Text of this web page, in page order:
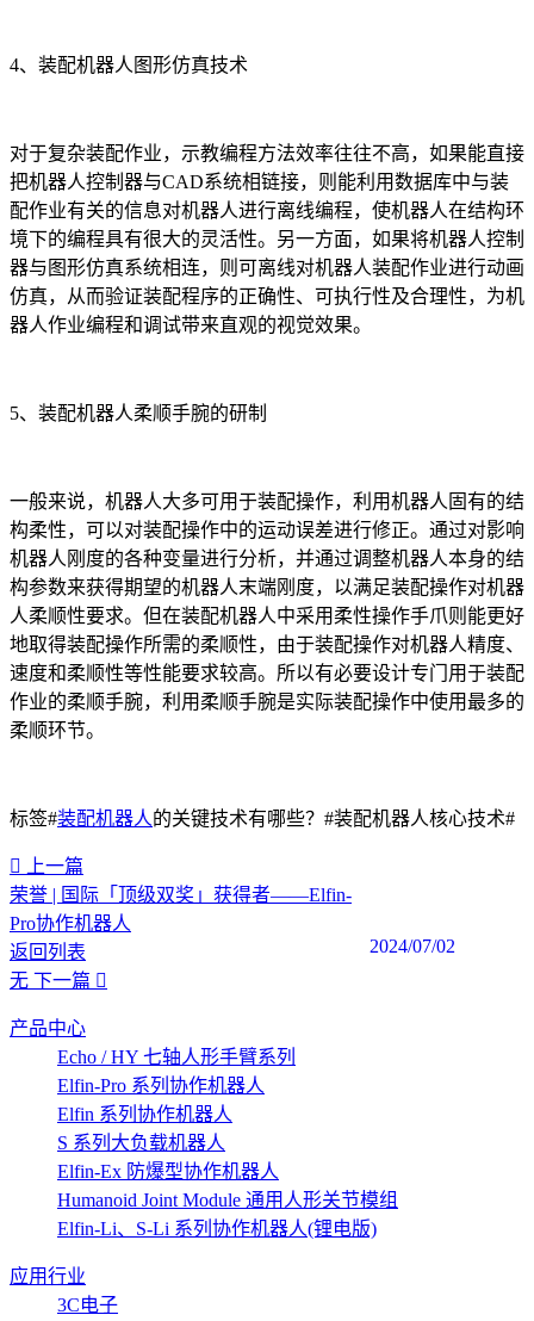
4、装配机器人图形仿真技术
对于复杂装配作业，示教编程方法效率往往不高，如果能直接
把机器人控制器与CAD系统相链接，则能利用数据库中与装
配作业有关的信息对机器人进行离线编程，使机器人在结构环
境下的编程具有很大的灵活性。另一方面，如果将机器人控制
器与图形仿真系统相连，则可离线对机器人装配作业进行动画
仿真，从而验证装配程序的正确性、可执行性及合理性，为机
器人作业编程和调试带来直观的视觉效果。
5、装配机器人柔顺手腕的研制
一般来说，机器人大多可用于装配操作，利用机器人固有的结
构柔性，可以对装配操作中的运动误差进行修正。通过对影响
机器人刚度的各种变量进行分析，并通过调整机器人本身的结
构参数来获得期望的机器人末端刚度，以满足装配操作对机器
人柔顺性要求。但在装配机器人中采用柔性操作手爪则能更好
地取得装配操作所需的柔顺性，由于装配操作对机器人精度、
速度和柔顺性等性能要求较高。所以有必要设计专门用于装配
作业的柔顺手腕，利用柔顺手腕是实际装配操作中使用最多的
柔顺环节。
标签#装配机器人的关键技术有哪些？#装配机器人核心技术#
上一篇
荣誉 | 国际「顶级双奖」获得者——Elfin-
Pro协作机器人
2024/07/02
返回列表
无 下一篇
产品中心
Echo / HY 七轴人形手臂系列
Elfin-Pro 系列协作机器人
Elfin 系列协作机器人
S 系列大负载机器人
Elfin-Ex 防爆型协作机器人
Humanoid Joint Module 通用人形关节模组
Elfin-Li、S-Li 系列协作机器人(锂电版)
应用行业
3C电子